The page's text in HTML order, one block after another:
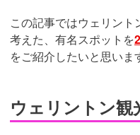
この記事ではウェリン
考えた、有名スポットを
をご紹介したいと思いま
ウェリントン観